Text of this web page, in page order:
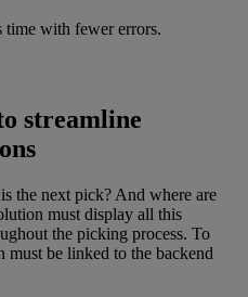
with fewer errors.
streamline
the next pick? And where are
must display all this
the picking process. To
must be linked to the backend